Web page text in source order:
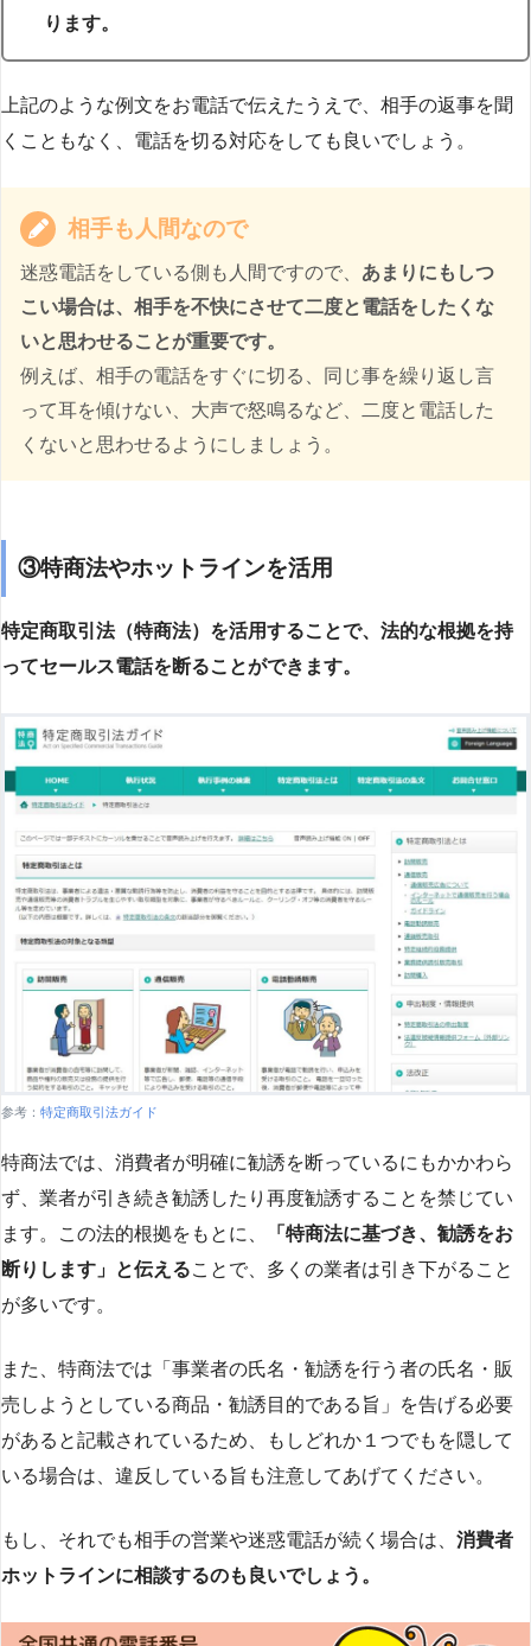
ります。
上記のような例文をお電話で伝えたうえで、相手の返事を聞
くこともなく、電話を切る対応をしても良いでしょう。
相手も人間なので
迷惑電話をしている側も人間ですので、 あまりにもしつ
こい場合は、相手を不快にさせて二度と電話をしたくな
いと思わせることが重要です。
例えば、相手の電話をすぐに切る、同じ事を繰り返し言
って耳を傾けない、大声で怒鳴るなど、二度と電話した
くないと思わせるようにしましょう。
③特商法やホットラインを活用
特定商取引法（特商法）を活用することで、法的な根拠を持
ってセールス電話を断ることができます。
参考： 特定商取引法ガイド
特商法では、消費者が明確に勧誘を断っているにもかかわら
ず、業者が引き続き勧誘したり再度勧誘することを禁じてい
ます。この法的根拠をもとに、
「特商法に基づき、勧誘をお
断りします」と伝えることで、多くの業者は引き下がること
が多いです​​。
また、特商法では「事業者の氏名・勧誘を行う者の氏名・販
売しようとしている商品・勧誘目的である旨」を告げる必要
があると記載されているため、もしどれか１つでもを隠して
いる場合は、違反している旨も注意してあげてください。
もし、それでも相手の営業や迷惑電話が続く場合は、 消費者
ホットラインに相談するのも良いでしょう。